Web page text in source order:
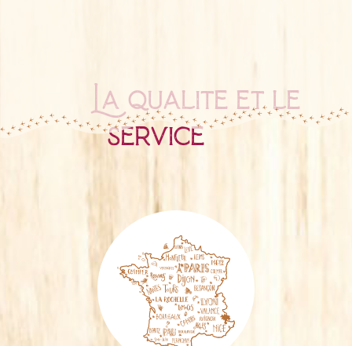
La qualité et le
service